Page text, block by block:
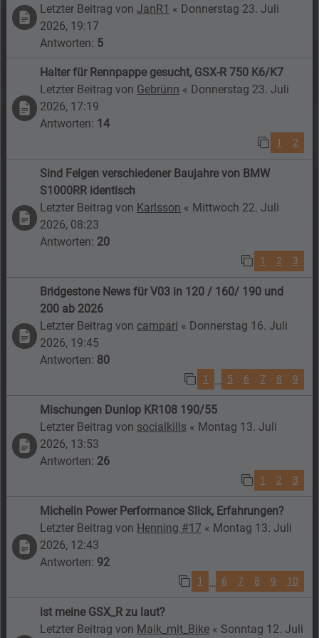
Letzter Beitrag vonJanR1 « Donnerstag 23. Juli
2026, 19:17
Antworten: 5
Halter für Rennpappe gesucht, GSX-R 750 K6/K7
Letzter Beitrag von Gebrünn « Donnerstag 23. Juli
2026, 17:19
Antworten: 14
1 2
Sind Felgen verschiedener Baujahre von BMW
S1000RR identisch
Letzter Beitrag von Karlsson « Mittwoch 22. Juli
2026, 08:23
Antworten: 20
1 2 3
Bridgestone News für V03 in 120 / 160/ 190 und
200 ab 2026
Letzter Beitrag von campari « Donnerstag 16. Juli
2026, 19:45
Antworten: 80
1 … 5 6 7 8 9
Mischungen Dunlop KR108 190/55
Letzter Beitrag von socialkills « Montag 13. Juli
2026, 13:53
Antworten: 26
1 2 3
Michelin Power Performance Slick, Erfahrungen?
Letzter Beitrag von Henning #17 « Montag 13. Juli
2026, 12:43
Antworten: 92
1 … 6 7 8 9 10
ist meine GSX_R zu laut?
Letzter Beitrag von Maik_mit_Bike « Sonntag 12. Juli